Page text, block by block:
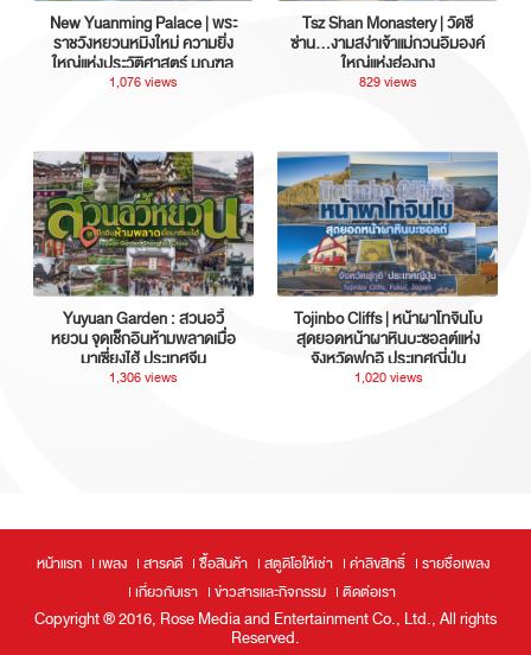
New Yuanming Palace | พระ
ราชวังหยวนหมิงใหม่ ความยิ่ง
ใหญ่แห่งประวัติศาสตร์ มณฑล
กวางตุ้ง ประเทศจีน
1,076 views
Tsz Shan Monastery | วัดซี
ซ่าน…งามสง่าเจ้าแม่กวนอิมองค์
ใหญ่แห่งฮ่องกง
829 views
Yuyuan Garden : สวนอวี้
หยวน จุดเช็กอินห้ามพลาดเมื่อ
มาเซี่ยงไฮ้ ประเทศจีน
1,306 views
Tojinbo Cliffs | หน้าผาโทจินโบ
สุดยอดหน้าผาหินบะซอลต์แห่ง
จังหวัดฟุกุอิ ประเทศญี่ปุ่น
1,020 views
หน้าแรก เพลง สารคดี ซื้อสินค้า สตูดิโอให้เช่า ค่าลิขสิทธิ์
รายชื่อเพลง
เกี่ยวกับเรา
ข่าวสารและกิจกรรม ติดต่อเรา
Copyright ® 2016, Rose Media and Entertainment Co., Ltd., All rights
Reserved.